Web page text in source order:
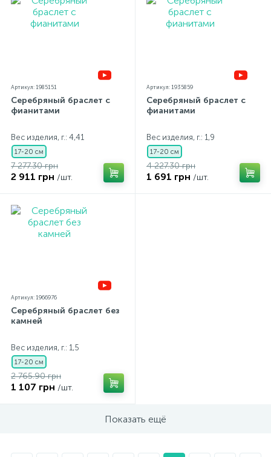
Артикул: 1985151
Серебряный браслет с
фианитами
Вес изделия, г.: 4,41
17-20 см
7 277.30 грн
2 911 грн /шт.
Артикул: 1935859
Серебряный браслет с
фианитами
Вес изделия, г.: 1,9
17-20 см
4 227.30 грн
1 691 грн /шт.
Артикул: 1966976
Серебряный браслет без
камней
Вес изделия, г.: 1,5
17-20 см
2 765.90 грн
1 107 грн /шт.
Показать ещё